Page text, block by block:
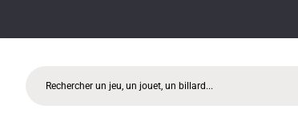
Rechercher un jeu, un jouet, un billard...